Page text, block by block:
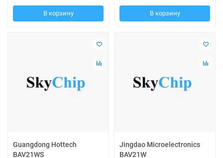
В корзину В корзину
Guangdong Hottech
BAV21WS
Jingdao Microelectronics
BAV21W